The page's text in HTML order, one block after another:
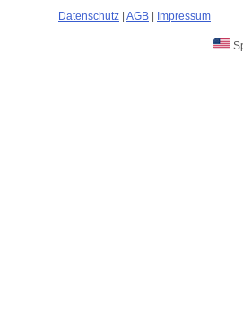
Datenschutz AGB Impressum